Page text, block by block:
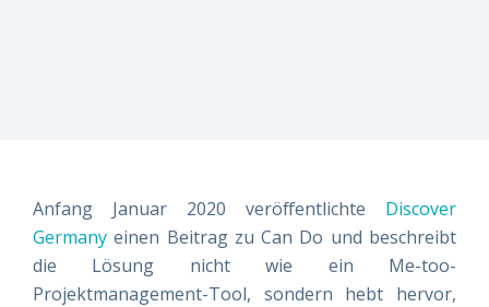
Demo
buchen!
Demo
buchen!
Demo
buchen!
Anfang Januar 2020 veröffentlichte Discover
Germany einen Beitrag zu Can Do und beschreibt
die Lösung nicht wie ein Me-too-
Projektmanagement-Tool, sondern hebt hervor,